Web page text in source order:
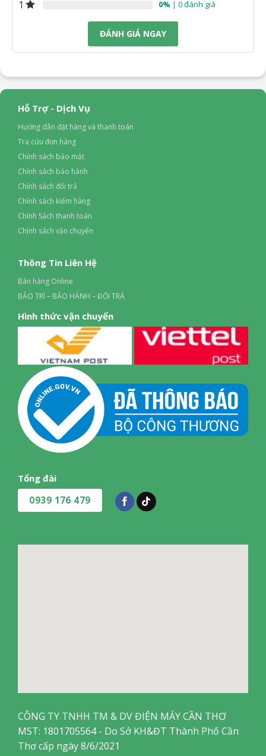
1 0% | 0 đánh giá
ĐÁNH GIÁ NGAY
Hỗ Trợ - Dịch Vụ
Hướng dẫn đặt hàng và thanh toán
Tra cứu đơn hàng
Chính sách bảo mật
Chính sách bảo hành
Chính sách đổi trả
Chính sách kiểm hàng
Chính Sách thanh toán
Chính sách vận chuyển
Thông Tin Liên Hệ
Bán hàng Online
BẢO TRÌ – BẢO HÀNH – ĐỔI TRẢ
Hình thức vận chuyển
Tổng đài
0939 176 479
CÔNG TY TNHH TM & DV ĐIỆN MÁY CẦN THƠ
MST: 1801705564 - Do Sở KH&ĐT Thành Phố Cần
Thơ cấp ngày 8/6/2021